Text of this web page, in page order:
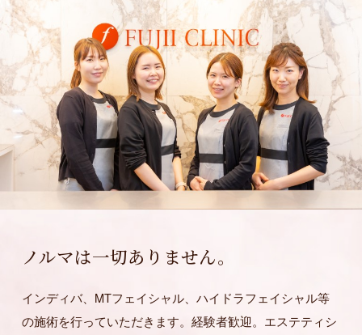
ノルマは一切ありません。
インディバ、MTフェイシャル、ハイドラフェイシャル等
の施術を行っていただきます。経験者歓迎。エステティシ